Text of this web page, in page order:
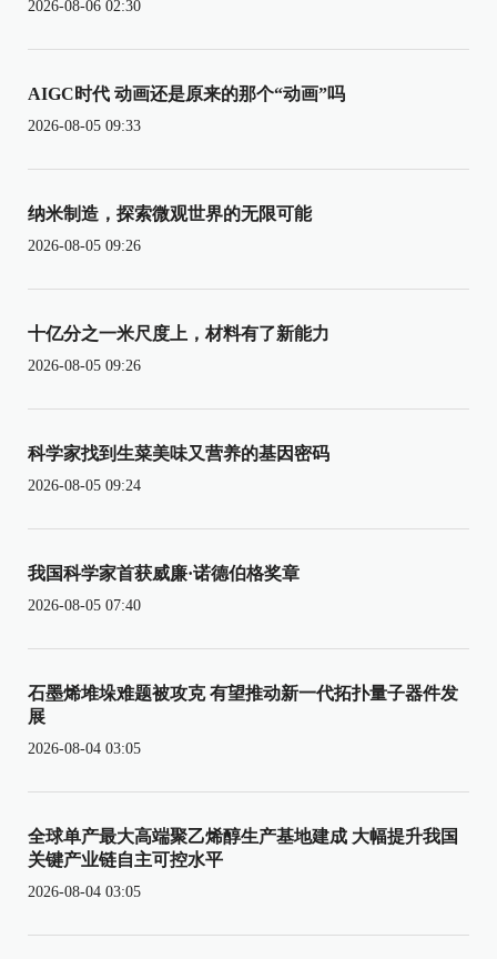
2026-08-06 02:30
AIGC时代 动画还是原来的那个“动画”吗
2026-08-05 09:33
纳米制造，探索微观世界的无限可能
2026-08-05 09:26
十亿分之一米尺度上，材料有了新能力
2026-08-05 09:26
科学家找到生菜美味又营养的基因密码
2026-08-05 09:24
我国科学家首获威廉·诺德伯格奖章
2026-08-05 07:40
石墨烯堆垛难题被攻克 有望推动新一代拓扑量子器件发
展
2026-08-04 03:05
全球单产最大高端聚乙烯醇生产基地建成 大幅提升我国
关键产业链自主可控水平
2026-08-04 03:05